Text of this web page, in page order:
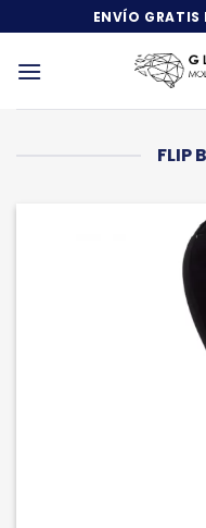
al
contenido
ENVÍO GRATIS
FLIP